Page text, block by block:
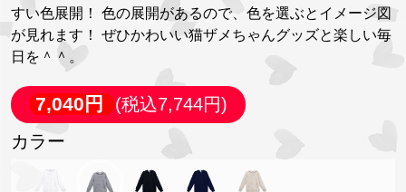
すい色展開！ 色の展開があるので、色を選ぶとイメージ図
が見れます！ ぜひかわいい猫ザメちゃんグッズと楽しい毎
日を＾＾。
7,040円
(税込7,744円)
カラー